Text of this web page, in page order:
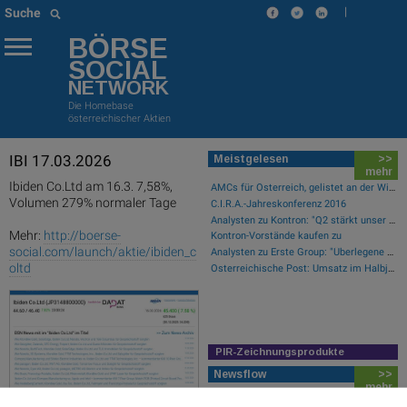
Suche |
BÖRSE
SOCIAL
NETWORK
Die Homebase
österreichischer Aktien
IBI 17.03.2026
Ibiden Co.Ltd am 16.3. 7,58%,
Volumen 279% normaler Tage
Mehr: http://boerse-
social.com/launch/aktie/ibiden_c
oltd
Meistgelesen
>>
mehr
AMCs für Österreich, gelistet an der Wiener Börse
C.I.R.A.-Jahreskonferenz 2016
Analysten zu Kontron: "Q2 stärkt unser Vertrauen in die verbesserte operative Qualität"
Kontron-Vorstände kaufen zu
Analysten zu Erste Group: "Überlegene Marktpositionierung nicht im Bewertungsniveau reflektiert"
Österreichische Post: Umsatz im Halbjahr gestiegen, Ergebnis rückläufig
PIR-Zeichnungsprodukte
Newsflow
>>
mehr